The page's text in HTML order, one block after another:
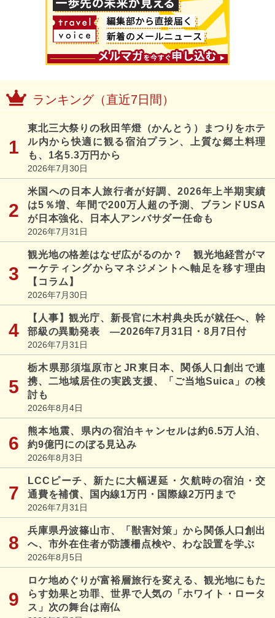
ランキング（直近7日間）
東北三大祭りの秋田竿燈（かんとう）まつりをホテ
ル内から快適に観る宿泊プラン、上質な郷土料理
も、1名5.3万円から
2026年7月30日
米国への日本人旅行者が好調、2026年上半期実績
は5％増、年間で200万人超の予測、ブランドUSA
が日本強化、日本人アンバサダー任命も
2026年7月31日
観光地の格差はなぜ広がるのか？ 観光地経営がマ
ーケティングからマネジメントへ軸足を移す理由
【コラム】
2026年7月30日
【人事】観光庁、新長官に木村典央氏が就任へ、幹
部級の異動発表 ―2026年7月31日・8月7日付
2026年7月31日
栃木県那須塩原市とJR東日本、関係人口創出で連
携、二地域居住の実践支援、「ご当地Suica」の検
討も
2026年8月4日
熊本地震、県内の宿泊キャンセルは約6.5万人泊、
約9億円にのぼる見込み
2026年8月3日
LCCピーチ、新たに大幅遅延・欠航時の宿泊・交
通費を補償、国内線1万円・国際線2万円まで
2026年7月31日
兵庫県丹波篠山市、「獣害対策」から関係人口創出
へ、市外在住者が防護柵点検や、わな設置を学ぶ
2026年8月5日
ロケ地めぐりが富裕層旅行を変える、観光地にもた
らす効果と功罪、世界で人気の「ホワイト・ロータ
ス」次の舞台は南仏